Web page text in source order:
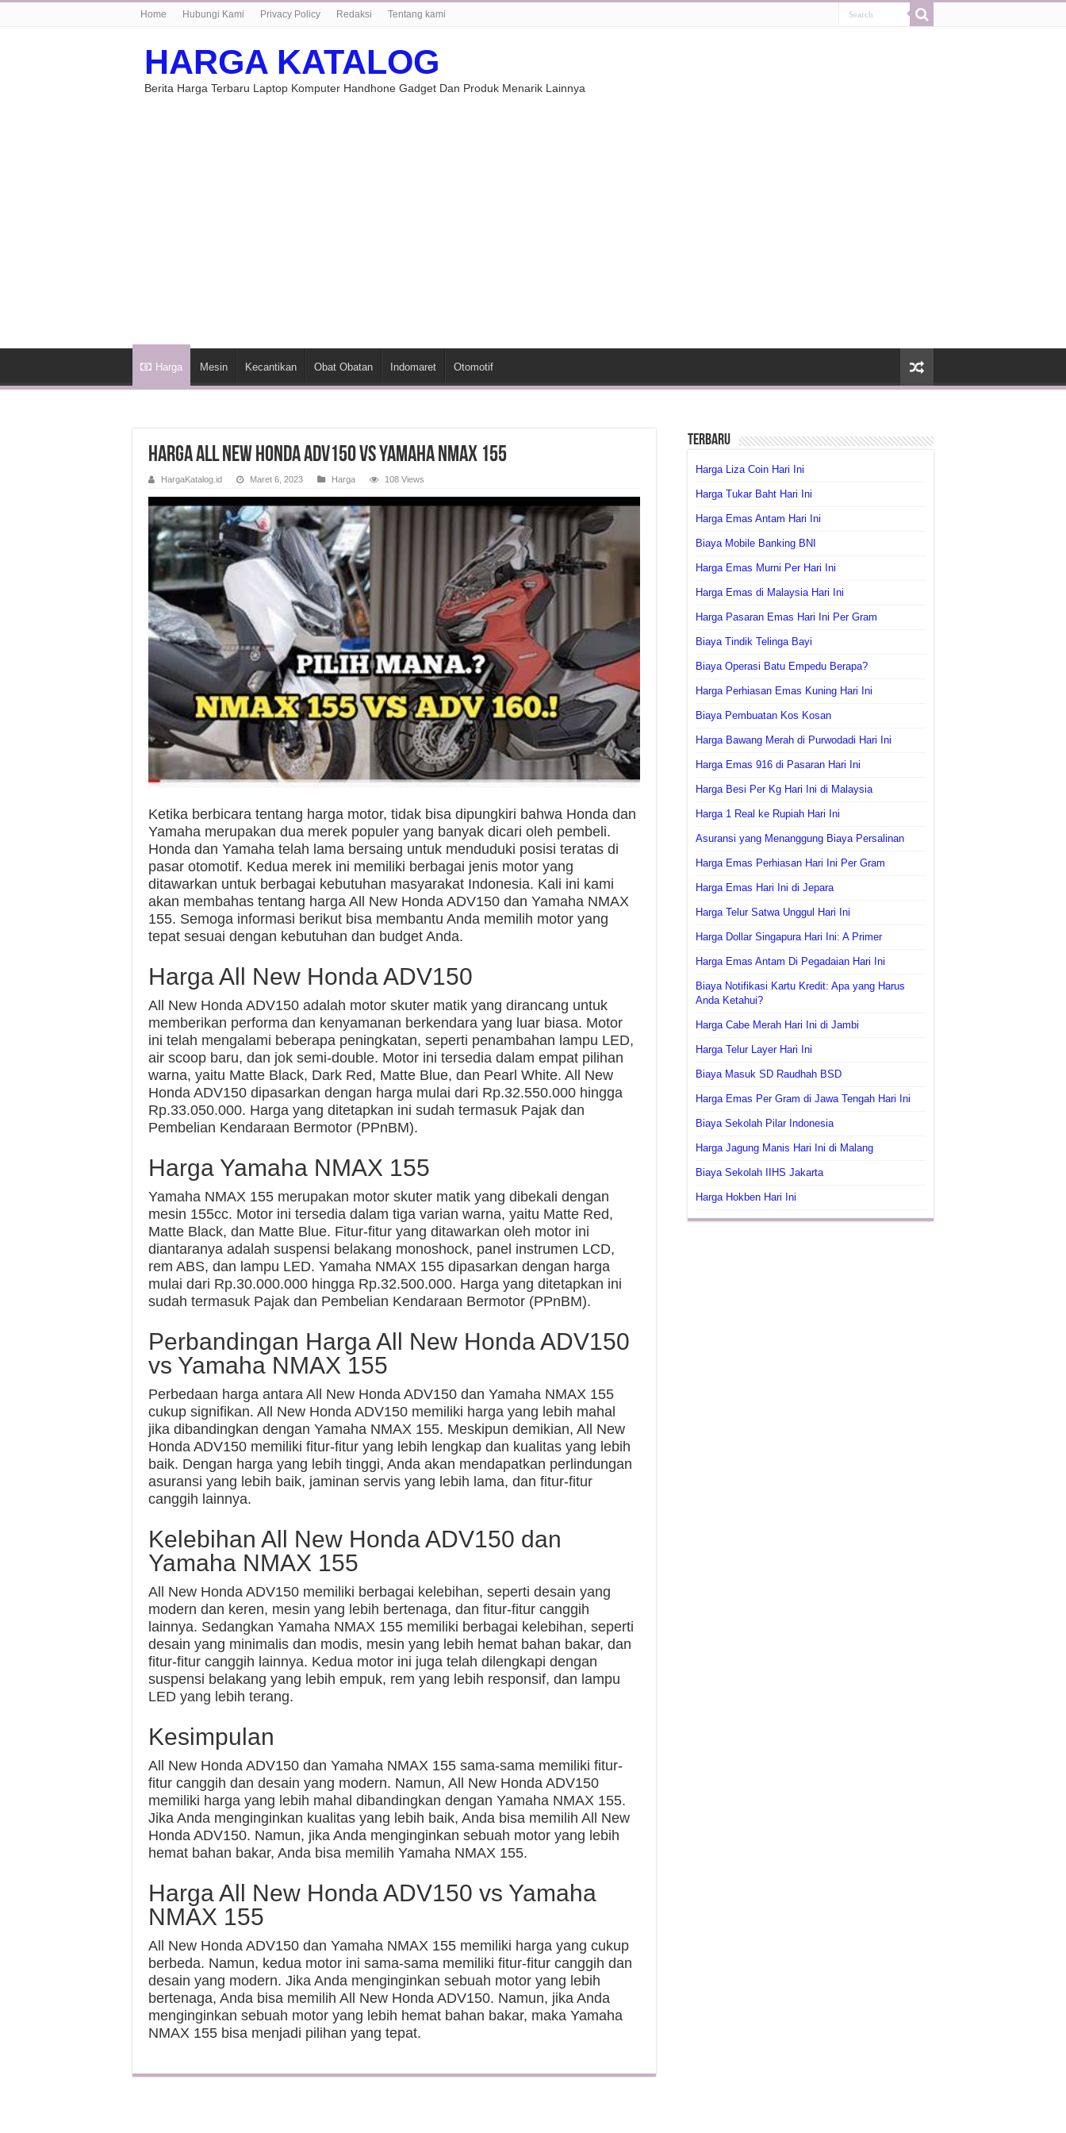
Home Hubungi Kami Privacy Policy Redaksi Tentang kami
HARGA KATALOG
Berita Harga Terbaru Laptop Komputer Handhone Gadget Dan Produk Menarik Lainnya
Harga Mesin Kecantikan Obat Obatan Indomaret Otomotif
Harga All New Honda ADV150 vs Yamaha NMAX 155
HargaKatalog.id Maret 6, 2023 Harga 108 Views
Ketika berbicara tentang harga motor, tidak bisa dipungkiri bahwa Honda dan
Yamaha merupakan dua merek populer yang banyak dicari oleh pembeli.
Honda dan Yamaha telah lama bersaing untuk menduduki posisi teratas di
pasar otomotif. Kedua merek ini memiliki berbagai jenis motor yang
ditawarkan untuk berbagai kebutuhan masyarakat Indonesia. Kali ini kami
akan membahas tentang harga All New Honda ADV150 dan Yamaha NMAX
155. Semoga informasi berikut bisa membantu Anda memilih motor yang
tepat sesuai dengan kebutuhan dan budget Anda.
Harga All New Honda ADV150
All New Honda ADV150 adalah motor skuter matik yang dirancang untuk
memberikan performa dan kenyamanan berkendara yang luar biasa. Motor
ini telah mengalami beberapa peningkatan, seperti penambahan lampu LED,
air scoop baru, dan jok semi-double. Motor ini tersedia dalam empat pilihan
warna, yaitu Matte Black, Dark Red, Matte Blue, dan Pearl White. All New
Honda ADV150 dipasarkan dengan harga mulai dari Rp.32.550.000 hingga
Rp.33.050.000. Harga yang ditetapkan ini sudah termasuk Pajak dan
Pembelian Kendaraan Bermotor (PPnBM).
Harga Yamaha NMAX 155
Yamaha NMAX 155 merupakan motor skuter matik yang dibekali dengan
mesin 155cc. Motor ini tersedia dalam tiga varian warna, yaitu Matte Red,
Matte Black, dan Matte Blue. Fitur-fitur yang ditawarkan oleh motor ini
diantaranya adalah suspensi belakang monoshock, panel instrumen LCD,
rem ABS, dan lampu LED. Yamaha NMAX 155 dipasarkan dengan harga
mulai dari Rp.30.000.000 hingga Rp.32.500.000. Harga yang ditetapkan ini
sudah termasuk Pajak dan Pembelian Kendaraan Bermotor (PPnBM).
Perbandingan Harga All New Honda ADV150
vs Yamaha NMAX 155
Perbedaan harga antara All New Honda ADV150 dan Yamaha NMAX 155
cukup signifikan. All New Honda ADV150 memiliki harga yang lebih mahal
jika dibandingkan dengan Yamaha NMAX 155. Meskipun demikian, All New
Honda ADV150 memiliki fitur-fitur yang lebih lengkap dan kualitas yang lebih
baik. Dengan harga yang lebih tinggi, Anda akan mendapatkan perlindungan
asuransi yang lebih baik, jaminan servis yang lebih lama, dan fitur-fitur
canggih lainnya.
Kelebihan All New Honda ADV150 dan
Yamaha NMAX 155
All New Honda ADV150 memiliki berbagai kelebihan, seperti desain yang
modern dan keren, mesin yang lebih bertenaga, dan fitur-fitur canggih
lainnya. Sedangkan Yamaha NMAX 155 memiliki berbagai kelebihan, seperti
desain yang minimalis dan modis, mesin yang lebih hemat bahan bakar, dan
fitur-fitur canggih lainnya. Kedua motor ini juga telah dilengkapi dengan
suspensi belakang yang lebih empuk, rem yang lebih responsif, dan lampu
LED yang lebih terang.
Kesimpulan
All New Honda ADV150 dan Yamaha NMAX 155 sama-sama memiliki fitur-
fitur canggih dan desain yang modern. Namun, All New Honda ADV150
memiliki harga yang lebih mahal dibandingkan dengan Yamaha NMAX 155.
Jika Anda menginginkan kualitas yang lebih baik, Anda bisa memilih All New
Honda ADV150. Namun, jika Anda menginginkan sebuah motor yang lebih
hemat bahan bakar, Anda bisa memilih Yamaha NMAX 155.
Harga All New Honda ADV150 vs Yamaha
NMAX 155
All New Honda ADV150 dan Yamaha NMAX 155 memiliki harga yang cukup
berbeda. Namun, kedua motor ini sama-sama memiliki fitur-fitur canggih dan
desain yang modern. Jika Anda menginginkan sebuah motor yang lebih
bertenaga, Anda bisa memilih All New Honda ADV150. Namun, jika Anda
menginginkan sebuah motor yang lebih hemat bahan bakar, maka Yamaha
NMAX 155 bisa menjadi pilihan yang tepat.
Terbaru
Harga Liza Coin Hari Ini
Harga Tukar Baht Hari Ini
Harga Emas Antam Hari Ini
Biaya Mobile Banking BNI
Harga Emas Murni Per Hari Ini
Harga Emas di Malaysia Hari Ini
Harga Pasaran Emas Hari Ini Per Gram
Biaya Tindik Telinga Bayi
Biaya Operasi Batu Empedu Berapa?
Harga Perhiasan Emas Kuning Hari Ini
Biaya Pembuatan Kos Kosan
Harga Bawang Merah di Purwodadi Hari Ini
Harga Emas 916 di Pasaran Hari Ini
Harga Besi Per Kg Hari Ini di Malaysia
Harga 1 Real ke Rupiah Hari Ini
Asuransi yang Menanggung Biaya Persalinan
Harga Emas Perhiasan Hari Ini Per Gram
Harga Emas Hari Ini di Jepara
Harga Telur Satwa Unggul Hari Ini
Harga Dollar Singapura Hari Ini: A Primer
Harga Emas Antam Di Pegadaian Hari Ini
Biaya Notifikasi Kartu Kredit: Apa yang Harus
Anda Ketahui?
Harga Cabe Merah Hari Ini di Jambi
Harga Telur Layer Hari Ini
Biaya Masuk SD Raudhah BSD
Harga Emas Per Gram di Jawa Tengah Hari Ini
Biaya Sekolah Pilar Indonesia
Harga Jagung Manis Hari Ini di Malang
Biaya Sekolah IIHS Jakarta
Harga Hokben Hari Ini